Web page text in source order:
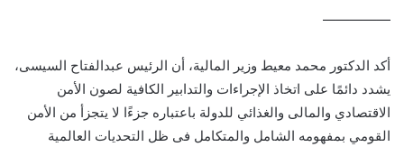
—————
أكد الدكتور محمد معيط وزير المالية، أن الرئيس عبدالفتاح السيسى،
يشدد دائمًا على اتخاذ الإجراءات والتدابير الكافية لصون الأمن
الاقتصادي والمالى والغذائي للدولة باعتباره جزءًا لا يتجزأ من الأمن
القومي بمفهومه الشامل والمتكامل فى ظل التحديات العالمية